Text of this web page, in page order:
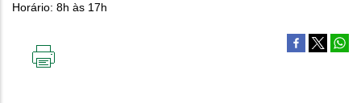
Horário: 8h às 17h